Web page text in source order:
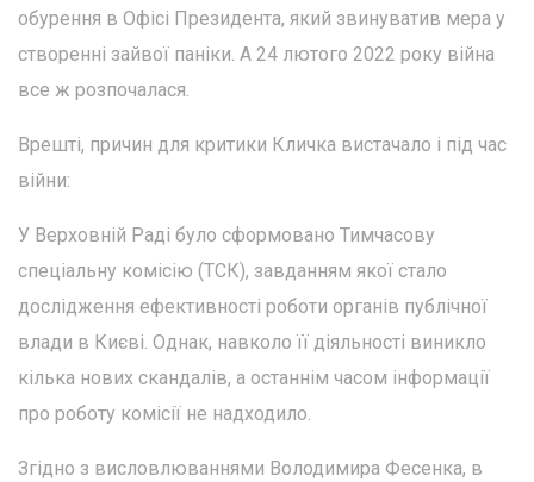
обурення в Офісі Президента, який звинуватив мера у
створенні зайвої паніки. А 24 лютого 2022 року війна
все ж розпочалася.
Врешті, причин для критики Кличка вистачало і під час
війни:
У Верховній Раді було сформовано Тимчасову
спеціальну комісію (ТСК), завданням якої стало
дослідження ефективності роботи органів публічної
влади в Києві. Однак, навколо її діяльності виникло
кілька нових скандалів, а останнім часом інформації
про роботу комісії не надходило.
Згідно з висловлюваннями Володимира Фесенка, в